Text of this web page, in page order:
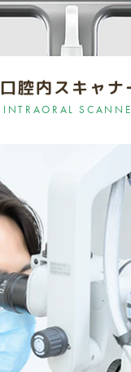
口腔内スキャナ
INTRAORAL